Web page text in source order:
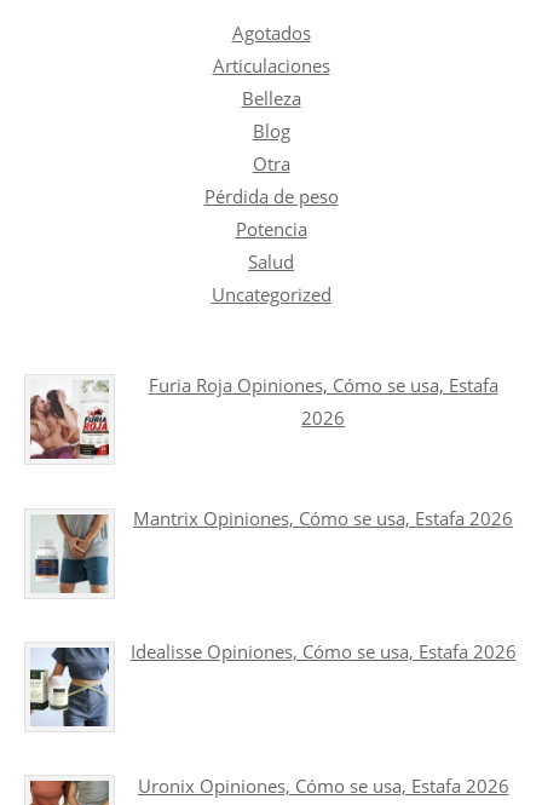
Agotados
Articulaciones
Belleza
Blog
Otra
Pérdida de peso
Potencia
Salud
Uncategorized
Furia Roja Opiniones, Cómo se usa, Estafa
2026
Mantrix Opiniones, Cómo se usa, Estafa 2026
Idealisse Opiniones, Cómo se usa, Estafa 2026
Uronix Opiniones, Cómo se usa, Estafa 2026